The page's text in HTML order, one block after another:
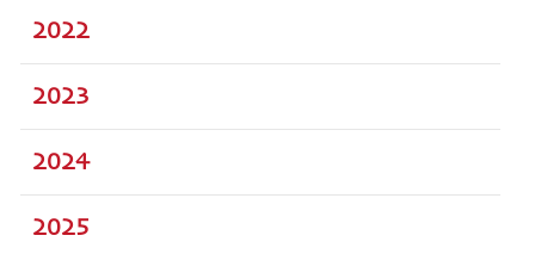
2022
2023
2024
2025